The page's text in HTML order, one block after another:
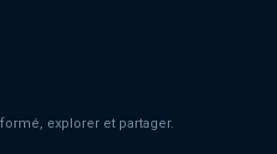
explorer et partager.